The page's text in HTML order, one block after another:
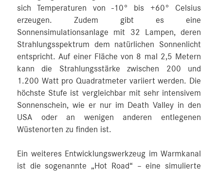
sich Temperaturen von -10° bis +60° Celsius
erzeugen. Zudem gibt es eine
Sonnensimulationsanlage mit 32 Lampen, deren
Strahlungsspektrum dem natürlichen Sonnenlicht
entspricht. Auf einer Fläche von 8 mal 2,5 Metern
kann die Strahlungsstärke zwischen 200 und
1.200 Watt pro Quadratmeter variiert werden. Die
höchste Stufe ist vergleichbar mit sehr intensivem
Sonnenschein, wie er nur im Death Valley in den
USA oder an wenigen anderen entlegenen
Wüstenorten zu finden ist.
Ein weiteres Entwicklungswerkzeug im Warmkanal
ist die sogenannte „Hot Road“ – eine simulierte